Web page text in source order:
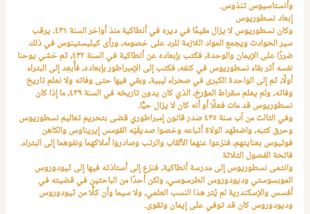
وأنستاسيوس تنذوس.
إبعاد نسطوريوس
وكان نسطوريوس لا يزال مقيمًا في ديره في أنطاكية منذ أواخر السنة ٤٣١، يرقب
سير الحوادث ويجمع المواد اللازمة للرد على خصومه، ورأى كيليستينوس في ذلك
ضررًا على الإيمان والوحدة، فكتب بإبعاده عن أنطاكية في السنة ٤٣٢، ثم خشي يوحنا
نفسه أثر بقاء نسطوريوس في كنفه، فكتب إلى الإمبراطور بإبعاده، فأُبعِد إلى البتراء
أولًا، ثم إلى الواحدة الكبرى في صحراء ليبية، وبقي فيها حتى وفاته ولا نعلم تاريخ
وفاته، ولم يعلم سقراط المؤرخ، الذي كان يدون تاريخه في السنة ٤٣٩، ما إذا كان
نسطوريوس قد مات فعلًا أو أنه كان لا يزال حيًّا.
وفي الثالث من آب سنة ٤٣٥ صدر قانون إمبراطوري قضى بتحريم تعاليم نسطوريوس
وحرق كتبه، واضطهد الولاة أتباعه وخصوا صديقَيْه القومس إيريناوس والكاهن
فوتيوس بعنايتهم، فنزعوا عنهما الألقاب والرتب وصادروا أملاكهما ونفوهما إلى البتراء.
فاتحة الفصول الثلاثة
وانتمى نسطوريوس إلى مدرسة أنطاكية، فنزع إلى أستاذته فيها إلى ثيودوروس
الموبسوستي وديودوروس الطرسوسي، ولكن أحدًا من الباحثين في قضيته في
أفسس والإسكندرية لم يُثر هذا النسب العلمي، ولا سيما وأن كلًّا من ثيودوروس
وديودوروس كان قد توفي على إيمان وتقوى.